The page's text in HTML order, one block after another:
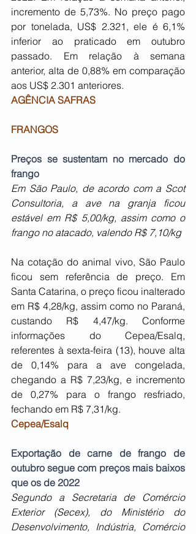
incremento de 5,73%. No preço pago
por tonelada, US$ 2.321, ele é 6,1%
inferior ao praticado em outubro
passado. Em relação à semana
anterior, alta de 0,88% em comparação
aos US$ 2.301 anteriores.
AGÊNCIA SAFRAS
FRANGOS
Preços se sustentam no mercado do
frango
Em São Paulo, de acordo com a Scot
Consultoria, a ave na granja ficou
estável em R$ 5,00/kg, assim como o
frango no atacado, valendo R$ 7,10/kg
Na cotação do animal vivo, São Paulo
ficou sem referência de preço. Em
Santa Catarina, o preço ficou inalterado
em R$ 4,28/kg, assim como no Paraná,
custando R$ 4,47/kg. Conforme
informações do Cepea/Esalq,
referentes à sexta-feira (13), houve alta
de 0,14% para a ave congelada,
chegando a R$ 7,23/kg, e incremento
de 0,27% para o frango resfriado,
fechando em R$ 7,31/kg.
Cepea/Esalq
Exportação de carne de frango de
outubro segue com preços mais baixos
que os de 2022
Segundo a Secretaria de Comércio
Exterior (Secex), do Ministério do
Desenvolvimento, Indústria, Comércio